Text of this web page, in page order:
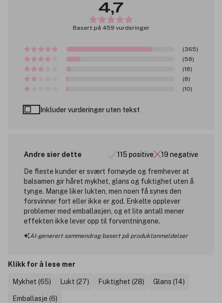
4,7
Basert på 459 vurderinger
(365)
(58)
(18)
(8)
(10)
Inkluder vurderinger uten tekst
Andre sier dette 115 positive 19 negative
De fleste kunder er svært fornøyde og fremhever at
balsamen gir håret mykhet, glans og fuktighet uten å
tynge. Mange liker lukten, men noen få synes den
forsvinner fort eller ikke er god. Enkelte opplever
problemer med emballasjen, og et lite antall mener
effekten ikke lever opp til forventningene.
AI-generert sammendrag basert på produktanmeldelser
Klikk for å lese mer
Mykhet (65) Lukt (27) Fuktighet (28) Glans (14)
Emballasje (6)